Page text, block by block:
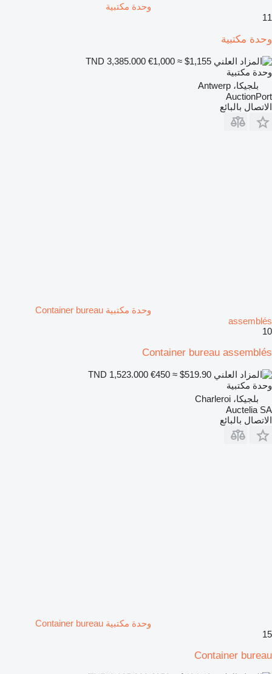
وحدة مكتبية
11
وحدة مكتبية
€1,000 ≈ $1,155
وحدة مكتبية
بلجيكا، Antwerp
AuctionPort
الاتصال بالبائع
وحدة مكتبية Container bureau
assemblés
10
Container bureau assemblés
€450 ≈ $519.90
وحدة مكتبية
بلجيكا، Charleroi
Auctelia SA
الاتصال بالبائع
وحدة مكتبية Container bureau
15
Container bureau